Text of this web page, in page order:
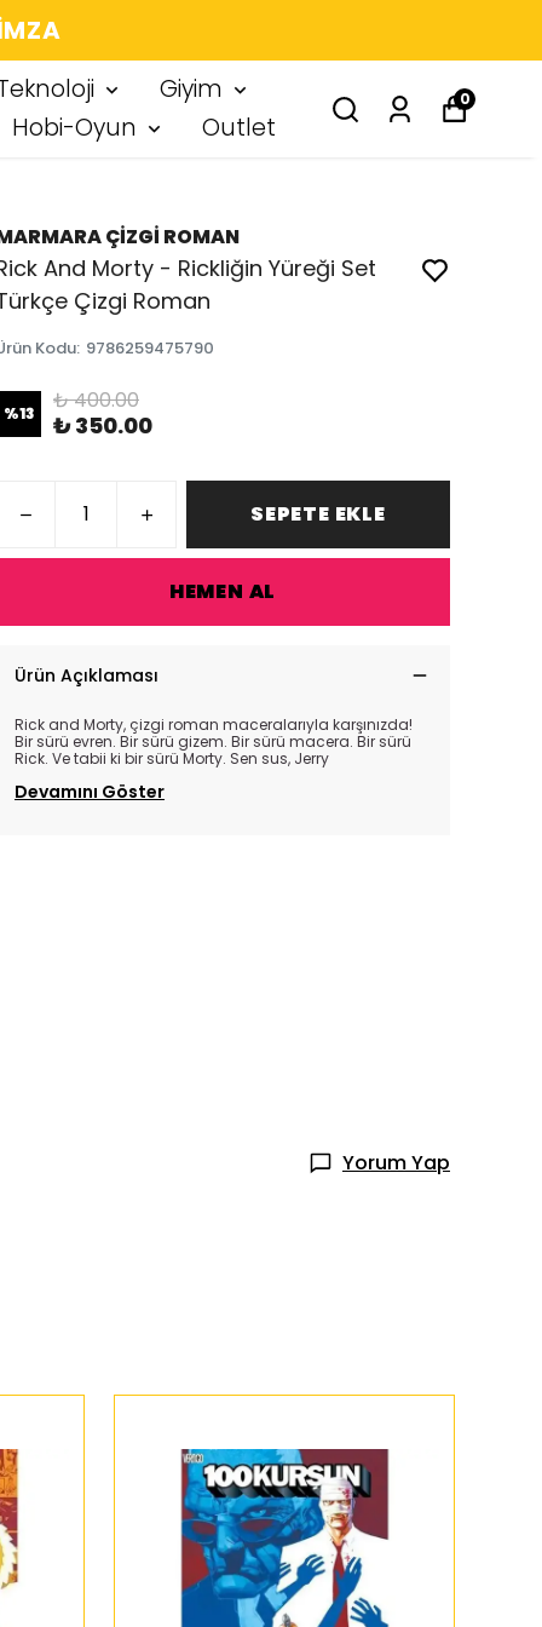
Giyim
Hobi-Oyun Outlet
0
ÇİZGİ ROMAN
And Morty - Rickliğin Yüreği Set
Çizgi Roman
Kodu: 9786259475790
%13 ₺ 400.00
₺ 350.00
SEPETE EKLE
HEMEN AL
Ürün Açıklaması
Rick and Morty, çizgi roman maceralarıyla karşınızda!
Bir sürü evren. Bir sürü gizem. Bir sürü macera. Bir sürü
Rick. Ve tabii ki bir sürü Morty. Sen sus, Jerry
Devamını Göster
Yorum Yap